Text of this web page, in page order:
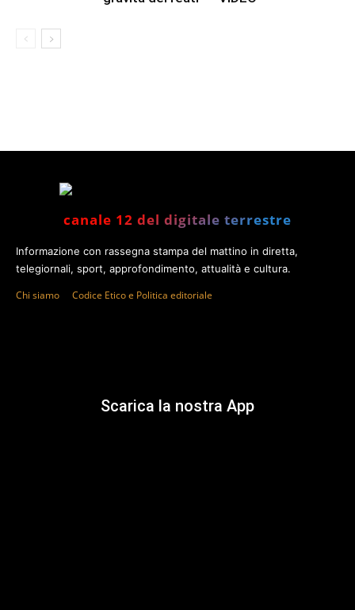
canale 12 del digitale terrestre
Informazione con rassegna stampa del mattino in diretta,
telegiornali, sport, approfondimento, attualità e cultura.
Chi siamo Codice Etico e Politica editoriale
Scarica la nostra App